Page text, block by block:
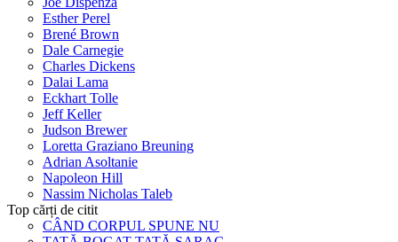
Esther Perel
Brené Brown
Dale Carnegie
Charles Dickens
Dalai Lama
Eckhart Tolle
Jeff Keller
Judson Brewer
Loretta Graziano Breuning
Adrian Asoltanie
Napoleon Hill
Nassim Nicholas Taleb
Top cărți de citit
CÂND CORPUL SPUNE NU